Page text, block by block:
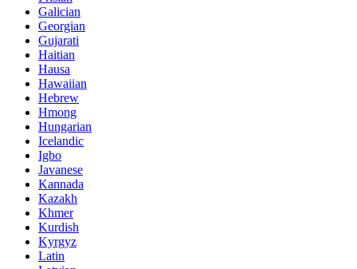
Galician
Georgian
Gujarati
Haitian
Hausa
Hawaiian
Hebrew
Hmong
Hungarian
Icelandic
Igbo
Javanese
Kannada
Kazakh
Khmer
Kurdish
Kyrgyz
Latin